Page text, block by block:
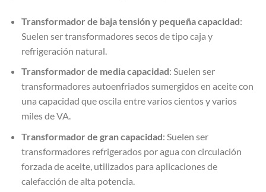
Transformador de baja tensión y pequeña capacidad:
Suelen ser transformadores secos de tipo caja y
refrigeración natural.
Transformador de media capacidad: Suelen ser
transformadores autoenfriados sumergidos en aceite con
una capacidad que oscila entre varios cientos y varios
miles de VA.
Transformador de gran capacidad: Suelen ser
transformadores refrigerados por agua con circulación
forzada de aceite, utilizados para aplicaciones de
calefacción de alta potencia.